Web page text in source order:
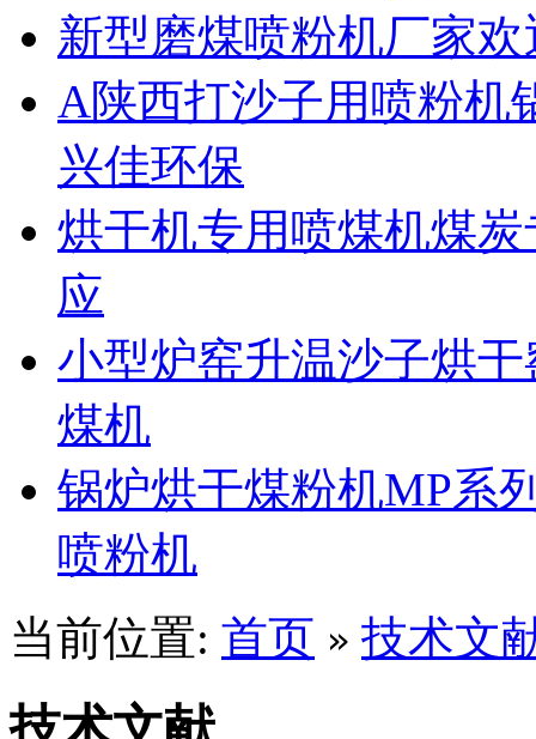
新型磨煤喷粉机厂家
A陕西打沙子用喷粉机
兴佳环保
烘干机专用喷煤机煤
应
小型炉窑升温沙子烘
煤机
锅炉烘干煤粉机MP系
喷粉机
当前位置: 首页 » 技术文